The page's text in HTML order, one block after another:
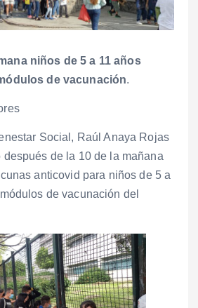
niños de 5 a 11 años
de vacunación.
Social, Raúl Anaya Rojas
después de la 10 de la mañana
anticovid para niños de 5 a
de vacunación del